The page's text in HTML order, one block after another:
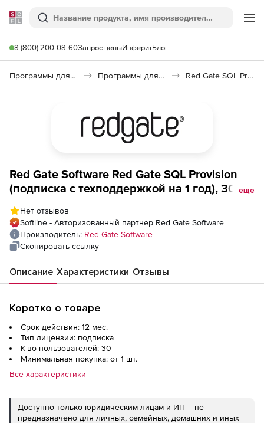
Softline
Поиск
8 (800) 200-08-60Запрос ценыИнферитБлог
Программы для программирования Программы для работы с базами данных Red Gate SQL Provision
Red Gate Software Red Gate SQL Provision
(подписка с техподдержкой на 1 год), 30
еще
Нет отзывов
Softline - Авторизованный партнер Red Gate Software
Производитель: Red Gate Software
Скопировать ссылку
Описание Характеристики Отзывы
Коротко о товаре
Срок действия: 12 мес.
Тип лицензии: подписка
К-во пользователей: 30
Минимальная покупка: от 1 шт.
Все характеристики
Доступно только юридическим лицам и ИП – не
предназначено для личных, семейных, домашних и иных